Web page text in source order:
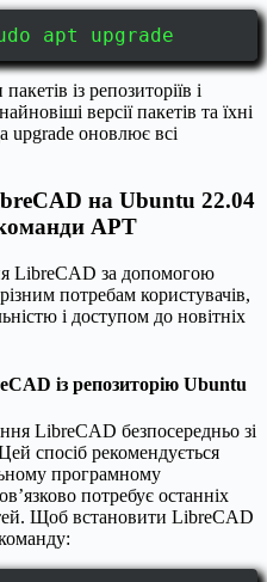
apt upgrade
із репозиторіїв і
версії пакетів та їхні
upgrade оновлює всі
на Ubuntu 22.04
APT
LibreCAD за допомогою
потребам користувачів,
і доступом до новітніх
із репозиторію Ubuntu
LibreCAD безпосередньо зі
спосіб рекомендується
програмному
потребує останніх
Щоб встановити LibreCAD